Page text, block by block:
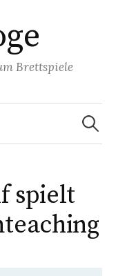
Brettspiele
Suchen
nach:
spielt